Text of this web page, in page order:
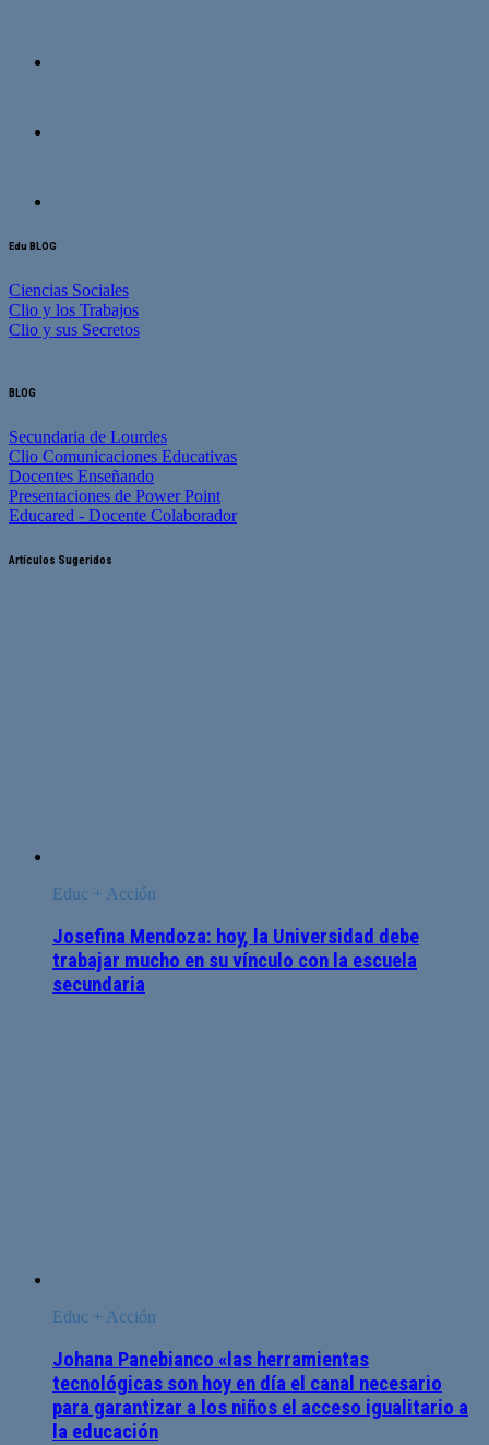
Edu BLOG
Ciencias Sociales
Clio y los Trabajos
Clio y sus Secretos
BLOG
Secundaria de Lourdes
Clio Comunicaciones Educativas
Docentes Enseñando
Presentaciones de Power Point
Educared - Docente Colaborador
Artículos Sugeridos
Educ + Acción
Josefina Mendoza: hoy, la Universidad debe
trabajar mucho en su vínculo con la escuela
secundaria
Educ + Acción
Johana Panebianco «las herramientas
tecnológicas son hoy en día el canal necesario
para garantizar a los niños el acceso igualitario a
la educación